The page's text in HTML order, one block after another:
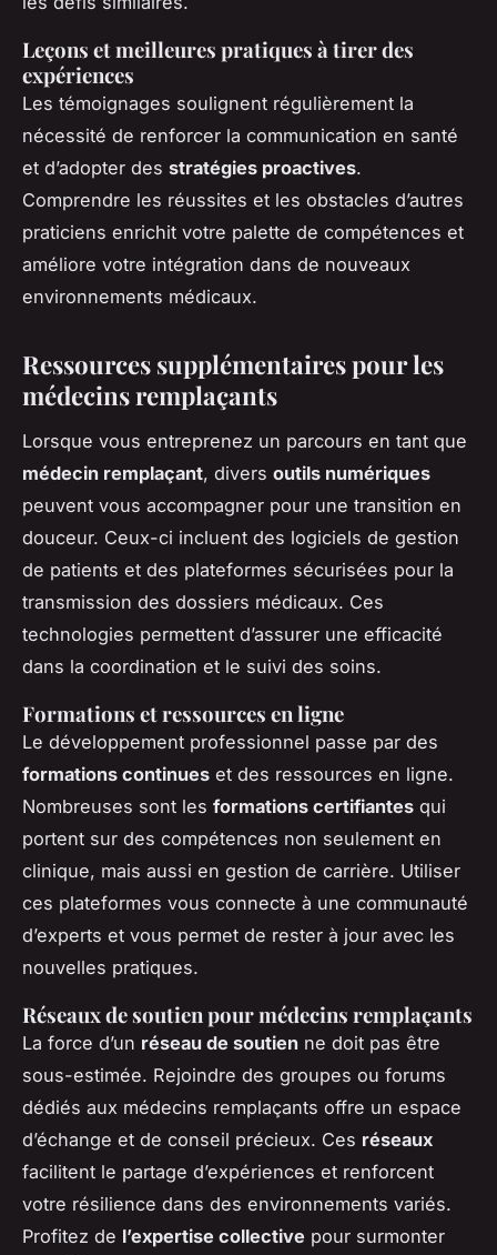
Leçons et meilleures pratiques à tirer des
expériences
Les témoignages soulignent régulièrement la
nécessité de renforcer la communication en santé
et d’adopter des stratégies proactives.
Comprendre les réussites et les obstacles d’autres
praticiens enrichit votre palette de compétences et
améliore votre intégration dans de nouveaux
environnements médicaux.
Ressources supplémentaires pour les
médecins remplaçants
Lorsque vous entreprenez un parcours en tant que
médecin remplaçant, divers outils numériques
peuvent vous accompagner pour une transition en
douceur. Ceux-ci incluent des logiciels de gestion
de patients et des plateformes sécurisées pour la
transmission des dossiers médicaux. Ces
technologies permettent d’assurer une efficacité
dans la coordination et le suivi des soins.
Formations et ressources en ligne
Le développement professionnel passe par des
formations continues et des ressources en ligne.
Nombreuses sont les formations certifiantes qui
portent sur des compétences non seulement en
clinique, mais aussi en gestion de carrière. Utiliser
ces plateformes vous connecte à une communauté
d’experts et vous permet de rester à jour avec les
nouvelles pratiques.
Réseaux de soutien pour médecins remplaçants
La force d’un réseau de soutien ne doit pas être
sous-estimée. Rejoindre des groupes ou forums
dédiés aux médecins remplaçants offre un espace
d’échange et de conseil précieux. Ces réseaux
facilitent le partage d’expériences et renforcent
votre résilience dans des environnements variés.
Profitez de l’expertise collective pour surmonter